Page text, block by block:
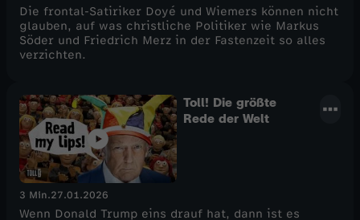
Die frontal-Satiriker Doyé und Wiemers können nicht
glauben, auf was christliche Politiker wie Markus
Söder und Friedrich Merz in der Fastenzeit so alles
verzichten.
Toll! Die größte
Rede der Welt
3 Min.27.01.2026
Wenn Donald Trump eins drauf hat, dann ist es